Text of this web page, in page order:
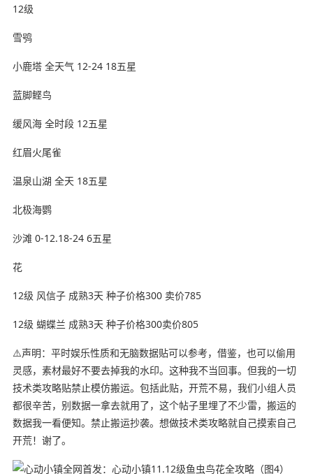
12级
雪鸮
小鹿塔 全天气 12-24 18五星
蓝脚鲣鸟
缓风海 ️全时段 12五星
红眉火尾雀
温泉山湖 全天 18五星
北极海鹦
沙滩 0-12.18-24 6五星
花
12级 风信子 成熟3天 种子价格300 卖价785
12级 蝴蝶兰 成熟3天 种子价格300卖价805
⚠️声明：平时娱乐性质和无脑数据贴可以参考，借鉴，也可以偷用
灵感，素材最好不要去掉我的水印。这种我不当回事。但我的一切
技术类攻略贴禁止模仿搬运。包括此贴，开荒不易，我们小组人员
都很辛苦，别数据一拿去就用了，这个帖子里埋了不少雷，搬运的
数据我一看便知。禁止搬运抄袭。想做技术类攻略就自己摸索自己
开荒！谢了。